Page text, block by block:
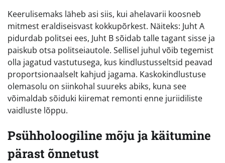
Keerulisemaks läheb asi siis, kui ahelavarii koosneb
mitmest eraldiseisvast kokkupõrkest. Näiteks: Juht A
pidurdab politsei ees, Juht B sõidab talle tagant sisse ja
paiskub otsa politseiautole. Sellisel juhul võib tegemist
olla jagatud vastutusega, kus kindlustusseltsid peavad
proportsionaalselt kahjud jagama. Kaskokindlustuse
olemasolu on siinkohal suureks abiks, kuna see
võimaldab sõiduki kiiremat remonti enne juriidiliste
vaidluste lõppu.
Psühholoogiline mõju ja käitumine
pärast õnnetust